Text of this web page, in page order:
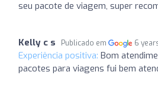
seu pacote de viagem, super
Kelly c s Publicado em 6
Experiência positiva: Bom
pacotes para viagens fui bem